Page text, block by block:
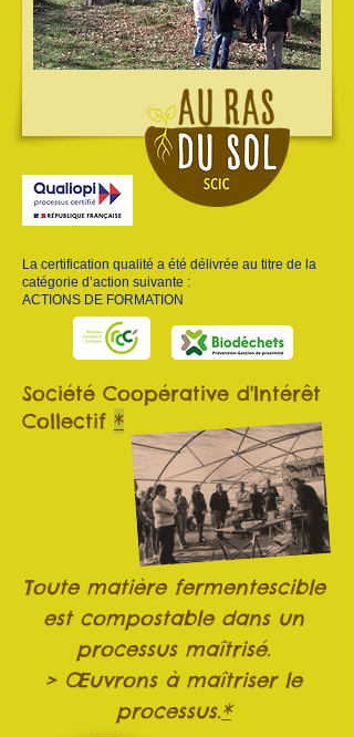
La certification qualité a été délivrée au titre de la
catégorie d’action suivante :
ACTIONS DE FORMATION
Société Coopérative d'Intérêt
Collectif *
Toute matière fermentescible
est compostable dans un
processus maîtrisé.
> Œuvrons à maîtriser le
processus.*